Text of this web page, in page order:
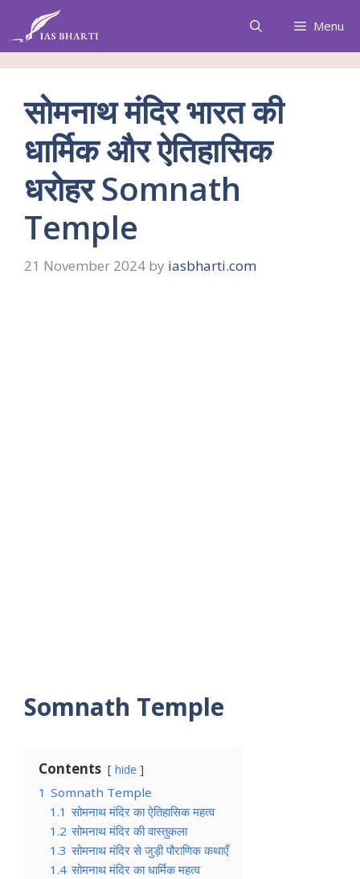
content
Menu
सोमनाथ मंदिर भारत की
धार्मिक और ऐतिहासिक
धरोहर Somnath
Temple
21 November 2024 by iasbharti.com
Somnath Temple
Contents hide
1 Somnath Temple
1.1 सोमनाथ मंदिर का ऐतिहासिक महत्व
1.2 सोमनाथ मंदिर की वास्तुकला
1.3 सोमनाथ मंदिर से जुड़ी पौराणिक कथाएँ
1.4 सोमनाथ मंदिर का धार्मिक महत्व